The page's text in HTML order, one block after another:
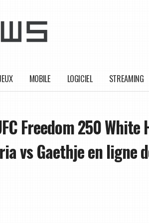
MOBILE LOGICIEL STREAMING
Freedom 250 White
vs Gaethje en ligne